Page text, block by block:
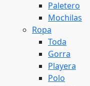
Paletero
Mochilas
Ropa
Toda
Gorra
Playera
Polo